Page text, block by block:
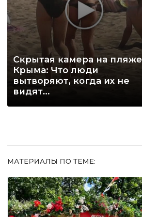
Скрытая камера на пляже
Крыма: Что люди
вытворяют, когда их не
видят...
МАТЕРИАЛЫ ПО ТЕМЕ: